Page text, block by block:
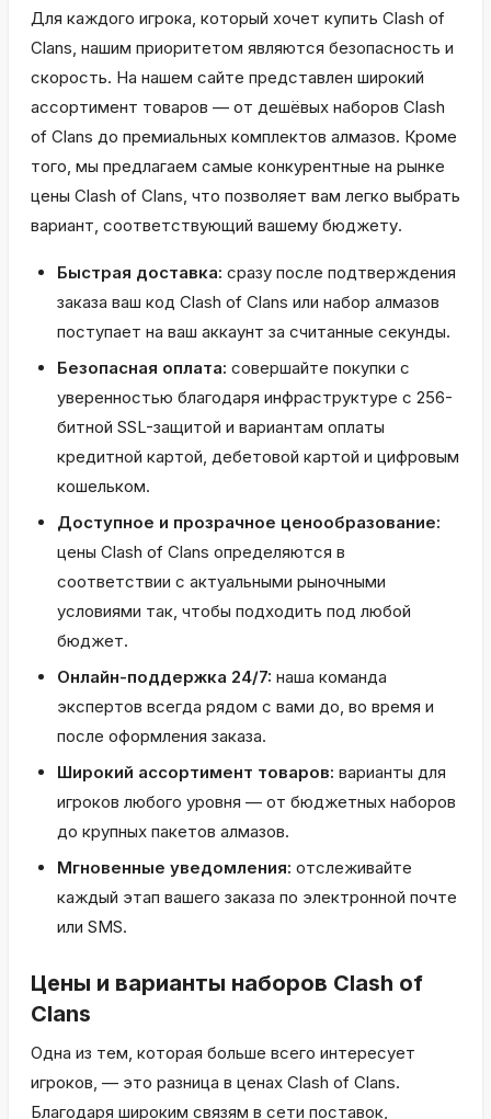
Для каждого игрока, который хочет купить Clash of
Clans, нашим приоритетом являются безопасность и
скорость. На нашем сайте представлен широкий
ассортимент товаров — от дешёвых наборов Clash
of Clans до премиальных комплектов алмазов. Кроме
того, мы предлагаем самые конкурентные на рынке
цены Clash of Clans, что позволяет вам легко выбрать
вариант, соответствующий вашему бюджету.
Быстрая доставка: сразу после подтверждения
заказа ваш код Clash of Clans или набор алмазов
поступает на ваш аккаунт за считанные секунды.
Безопасная оплата: совершайте покупки с
уверенностью благодаря инфраструктуре с 256-
битной SSL-защитой и вариантам оплаты
кредитной картой, дебетовой картой и цифровым
кошельком.
Доступное и прозрачное ценообразование:
цены Clash of Clans определяются в
соответствии с актуальными рыночными
условиями так, чтобы подходить под любой
бюджет.
Онлайн-поддержка 24/7: наша команда
экспертов всегда рядом с вами до, во время и
после оформления заказа.
Широкий ассортимент товаров: варианты для
игроков любого уровня — от бюджетных наборов
до крупных пакетов алмазов.
Мгновенные уведомления: отслеживайте
каждый этап вашего заказа по электронной почте
или SMS.
Цены и варианты наборов Clash of
Clans
Одна из тем, которая больше всего интересует
игроков, — это разница в ценах Clash of Clans.
Благодаря широким связям в сети поставок,